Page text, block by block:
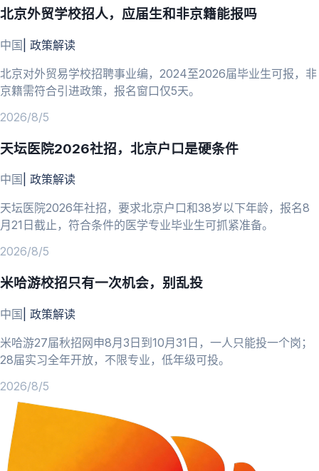
北京外贸学校招人，应届生和非京籍能报吗
中国 政策解读
北京对外贸易学校招聘事业编，2024至2026届毕业生可报，非
京籍需符合引进政策，报名窗口仅5天。
2026/8/5
天坛医院2026社招，北京户口是硬条件
中国 政策解读
天坛医院2026年社招，要求北京户口和38岁以下年龄，报名8
月21日截止，符合条件的医学专业毕业生可抓紧准备。
2026/8/5
米哈游校招只有一次机会，别乱投
中国 政策解读
米哈游27届秋招网申8月3日到10月31日，一人只能投一个岗；
28届实习全年开放，不限专业，低年级可投。
2026/8/5